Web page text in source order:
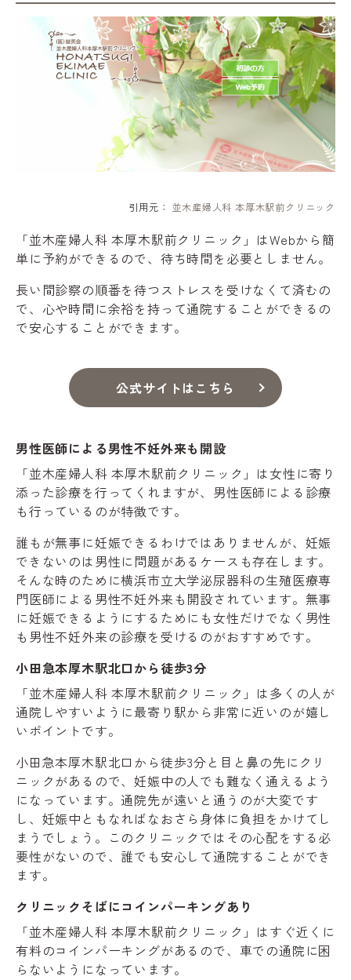
引用元： 並木産婦人科 本厚木駅前クリニック
「並木産婦人科 本厚木駅前クリニック」はWebから簡
単に予約ができるので、待ち時間を必要としません。
長い間診察の順番を待つストレスを受けなくて済むの
で、心や時間に余裕を持って通院することができるの
で安心することができます。
公式サイトはこちら
男性医師による男性不妊外来も開設
「並木産婦人科 本厚木駅前クリニック」は女性に寄り
添った診療を行ってくれますが、男性医師による診療
も行っているのが特徴です。
誰もが無事に妊娠できるわけではありませんが、妊娠
できないのは男性に問題があるケースも存在します。
そんな時のために横浜市立大学泌尿器科の生殖医療専
門医師による男性不妊外来も開設されています。無事
に妊娠できるようにするためにも女性だけでなく男性
も男性不妊外来の診療を受けるのがおすすめです。
小田急本厚木駅北口から徒歩3分
「並木産婦人科 本厚木駅前クリニック」は多くの人が
通院しやすいように最寄り駅から非常に近いのが嬉し
いポイントです。
小田急本厚木駅北口から徒歩3分と目と鼻の先にクリ
ニックがあるので、妊娠中の人でも難なく通えるよう
になっています。通院先が遠いと通うのが大変です
し、妊娠中ともなればなおさら身体に負担をかけてし
まうでしょう。このクリニックではその心配をする必
要性がないので、誰でも安心して通院することができ
ます。
クリニックそばにコインパーキングあり
「並木産婦人科 本厚木駅前クリニック」はすぐ近くに
有料のコインパーキングがあるので、車での通院に困
らないようになっています。